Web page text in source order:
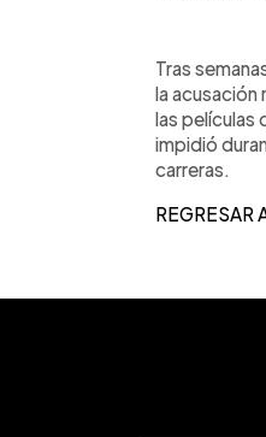
Tras
la
las películas
impidió
carreras.
REGRESAR